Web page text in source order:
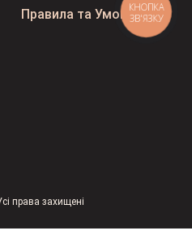
Правила та Умови
права захищені
КНОПКА
ЗВ'ЯЗКУ